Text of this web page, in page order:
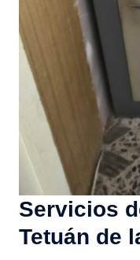
Servicios
Tetuán de